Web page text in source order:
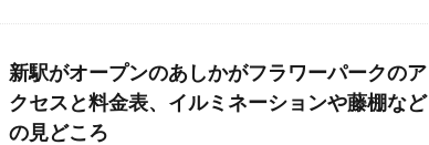
新駅がオープンのあしかがフラワーパークのア
クセスと料金表、イルミネーションや藤棚など
の見どころ